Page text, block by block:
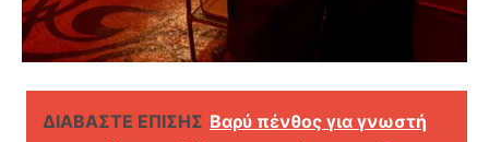
ΔΙΑΒΑΣΤΕ ΕΠΙΣΗΣ Βαρύ πένθος για γνωστή